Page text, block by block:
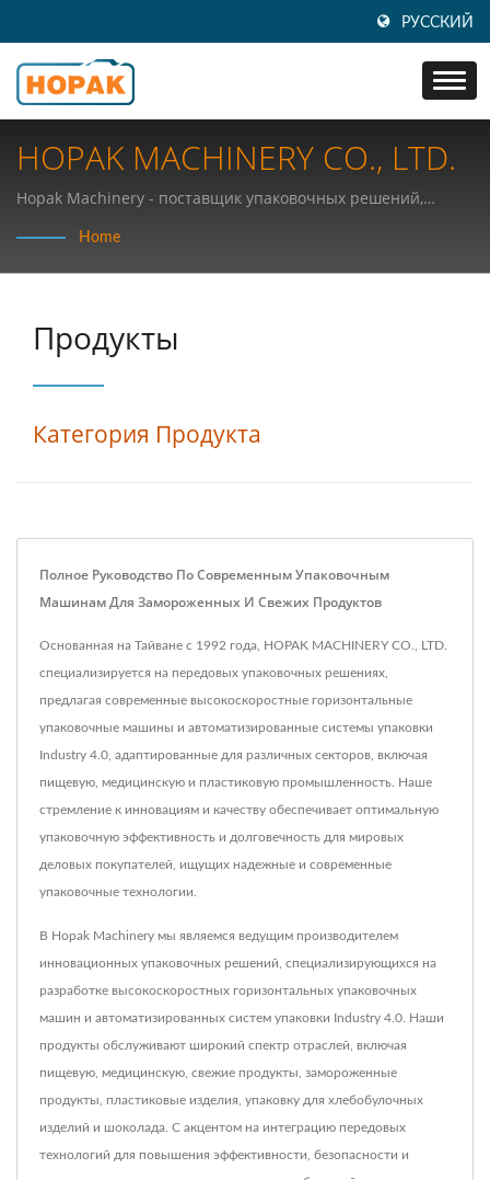
РУССКИЙ
HOPAK MACHINERY CO., LTD.
Hopak Machinery - поставщик упаковочных решений,
Home
Продукты
Категория Продукта
Полное Руководство По Современным Упаковочным
Машинам Для Замороженных И Свежих Продуктов
Основанная на Тайване с 1992 года, HOPAK MACHINERY CO., LTD.
специализируется на передовых упаковочных решениях,
предлагая современные высокоскоростные горизонтальные
упаковочные машины и автоматизированные системы упаковки
Industry 4.0, адаптированные для различных секторов, включая
пищевую, медицинскую и пластиковую промышленность. Наше
стремление к инновациям и качеству обеспечивает оптимальную
упаковочную эффективность и долговечность для мировых
деловых покупателей, ищущих надежные и современные
упаковочные технологии.
В Hopak Machinery мы являемся ведущим производителем
инновационных упаковочных решений, специализирующихся на
разработке высокоскоростных горизонтальных упаковочных
машин и автоматизированных систем упаковки Industry 4.0. Наши
продукты обслуживают широкий спектр отраслей, включая
пищевую, медицинскую, свежие продукты, замороженные
продукты, пластиковые изделия, упаковку для хлебобулочных
изделий и шоколада. С акцентом на интеграцию передовых
технологий для повышения эффективности, безопасности и